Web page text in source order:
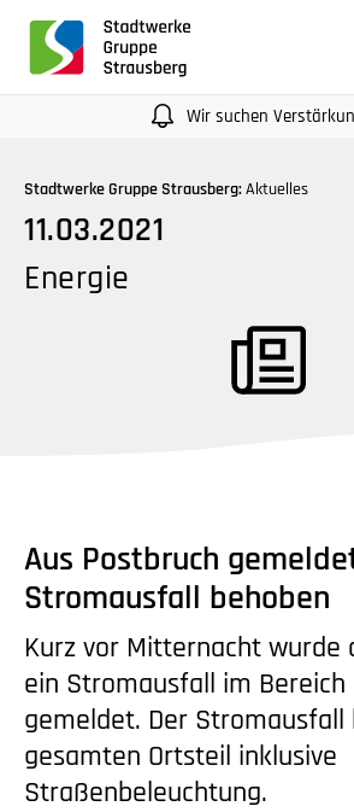
Screenreader
oder
Tabulatorentaste:
Überspringen
der
Hauptnavigation
Wir suchen Verstärkung
Stadtwerke Gruppe Strausberg: Aktuelles
11.03.2021
Energie
Aus Postbruch
Stromausfall behoben
Kurz vor Mitternacht wurde
ein Stromausfall im Bereich
gemeldet. Der
gesamten Ortsteil inklusive
Straßenbeleuchtung.